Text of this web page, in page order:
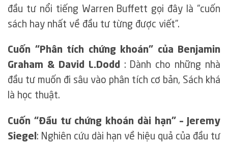
đầu tư nổi tiếng Warren Buffett gọi đây là “cuốn
sách hay nhất về đầu tư từng được viết”.
Cuốn “Phân tích chứng khoán” của Benjamin
Graham & David L.Dodd : Dành cho những nhà
đầu tư muốn đi sâu vào phân tích cơ bản, Sách khá
là học thuật.
Cuốn “Đầu tư chứng khoán dài hạn” – Jeremy
Siegel: Nghiên cứu dài hạn về hiệu quả của đầu tư